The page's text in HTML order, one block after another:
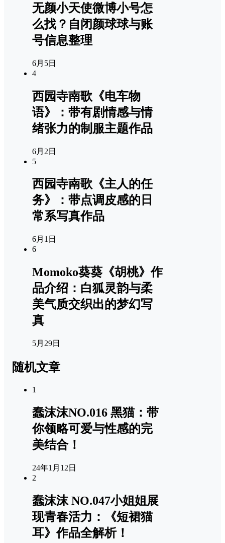
无颜小天使微博小号怎
么找？自闭颜球球与账
号信息整理
6月5日
4
西园寺南歌《电车物
语》：带有剧情感与情
绪张力的制服主题作品
6月2日
5
西园寺南歌《主人的任
务》：带点调皮感的日
常系写真作品
6月1日
6
Momoko葵葵《胡桃》作
品介绍：白狐灵韵与柔
美气质交织出的梦幻写
真
5月29日
随机文章
1
蠢沫沫NO.016 黑猫：带
你领略可爱与性感的完
美结合！
24年1月12日
2
蠢沫沫 NO.047小姐姐展
现青春活力：《短裙猫
耳》作品全解析！